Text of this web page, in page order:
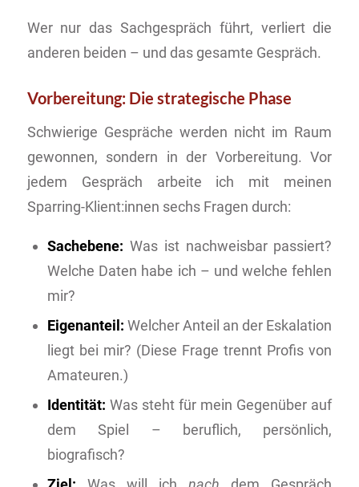
Wer nur das Sachgespräch führt, verliert die
anderen beiden – und das gesamte Gespräch.
Vorbereitung: Die strategische Phase
Schwierige Gespräche werden nicht im Raum
gewonnen, sondern in der Vorbereitung. Vor
jedem Gespräch arbeite ich mit meinen
Sparring-Klient:innen sechs Fragen durch:
Sachebene: Was ist nachweisbar passiert?
Welche Daten habe ich – und welche fehlen
mir?
Eigenanteil: Welcher Anteil an der Eskalation
liegt bei mir? (Diese Frage trennt Profis von
Amateuren.)
Identität: Was steht für mein Gegenüber auf
dem Spiel – beruflich, persönlich,
biografisch?